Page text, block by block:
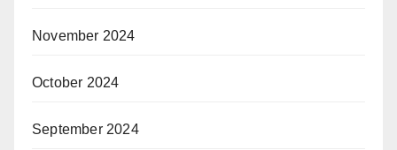
November 2024
October 2024
September 2024